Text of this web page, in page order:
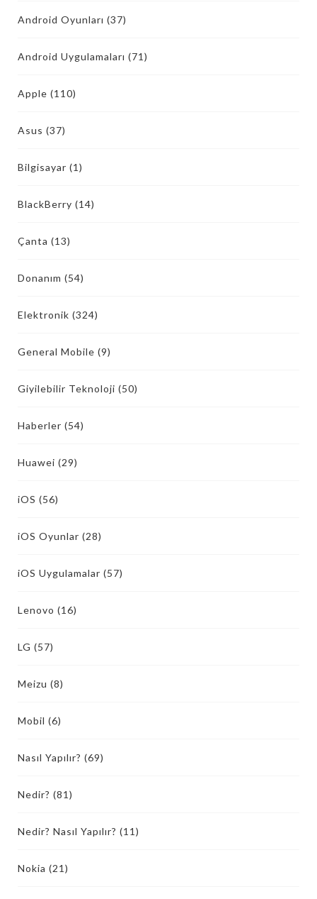
Android Oyunları (37)
Android Uygulamaları (71)
Apple (110)
Asus (37)
Bilgisayar (1)
BlackBerry (14)
Çanta (13)
Donanım (54)
Elektronik (324)
General Mobile (9)
Giyilebilir Teknoloji (50)
Haberler (54)
Huawei (29)
iOS (56)
iOS Oyunlar (28)
iOS Uygulamalar (57)
Lenovo (16)
LG (57)
Meizu (8)
Mobil (6)
Nasıl Yapılır? (69)
Nedir? (81)
Nedir? Nasıl Yapılır? (11)
Nokia (21)